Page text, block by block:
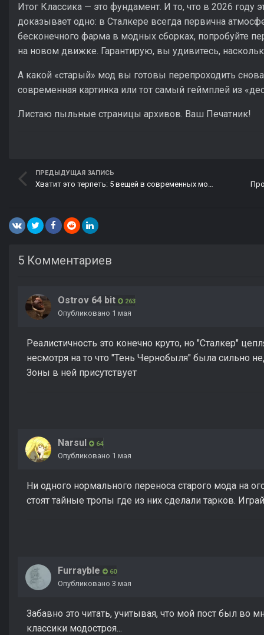
Итог Классика — это фундамент. И то, что в 2026
доказывает одно: в Сталкере всегда первична
бесконечного фарма в модных сборках, попробуйте
на новом движке. Гарантирую, вы удивитесь,
А какой «старый» мод вы готовы перепроходить
современная картинка или тот самый геймплей из
Листаю пыльные страницы архивов. Ваш Печатник!
ПРЕДЫДУЩАЯ ЗАПИСЬ
5 Комментариев
Ostrov 64 bit 263
Опубликовано 1 мая
Реалистичность это конечно круто, но "Сталкер"
несмотря на то что "Тень Чернобыля" была сильно
Зоны в ней присутствует
Narsul 64
Опубликовано 1 мая
Ни одного нормального переноса старого мода на
стоят тайные тропы где из них сделали тарков.
Furrayble 60
Опубликовано 3 мая
Забавно это читать, учитывая, что мой пост был во
классики модостроя...